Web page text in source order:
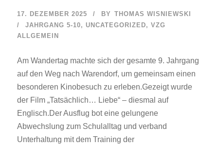
17. DEZEMBER 2025 BY THOMAS WISNIEWSKI
JAHRGANG 5-10, UNCATEGORIZED, VZG
ALLGEMEIN
Am Wandertag machte sich der gesamte 9. Jahrgang
auf den Weg nach Warendorf, um gemeinsam einen
besonderen Kinobesuch zu erleben.Gezeigt wurde
der Film „Tatsächlich… Liebe“ – diesmal auf
Englisch.Der Ausflug bot eine gelungene
Abwechslung zum Schulalltag und verband
Unterhaltung mit dem Training der